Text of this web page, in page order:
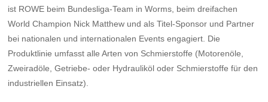
ist ROWE beim Bundesliga-Team in Worms, beim dreifachen
World Champion Nick Matthew und als Titel-Sponsor und Partner
bei nationalen und internationalen Events engagiert. Die
Produktlinie umfasst alle Arten von Schmierstoffe (Motorenöle,
Zweiradöle, Getriebe- oder Hydrauliköl oder Schmierstoffe für den
industriellen Einsatz).